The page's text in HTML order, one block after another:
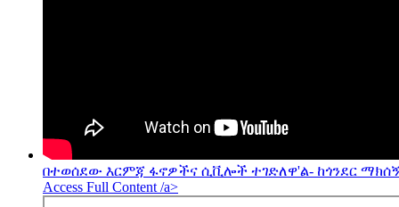
በተወሰደው እርምጃ ፋኖዎችና ሲቪሎች ተገድለዋ'ል- ከጎንደር
Access Full Content /a>